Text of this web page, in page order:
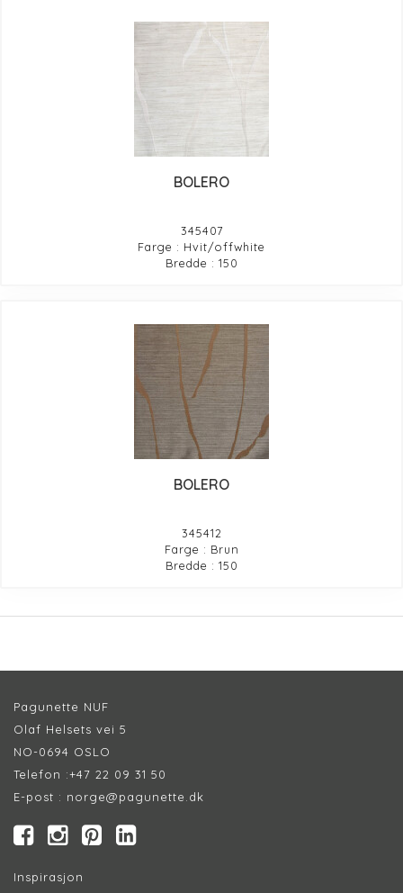
BOLERO
345407
Farge : Hvit/offwhite
Bredde : 150
BOLERO
345412
Farge : Brun
Bredde : 150
Pagunette NUF
Olaf Helsets vei 5
NO-0694 OSLO
Telefon :+47 22 09 31 50
E-post : norge@pagunette.dk
Inspirasjon